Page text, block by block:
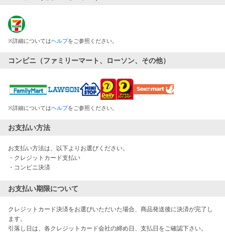
※詳細についてはヘルプをご参照ください。
コンビニ（ファミリーマート、ローソン、その他）
※詳細についてはヘルプをご参照ください。
お支払い方法
お支払い方法は、以下よりお選びください。
・クレジットカード支払い
・コンビニ決済
お支払い期限について
クレジットカード決済をお選びいただいた場合、商品発送後に決済が完了し
ます。
引落し日は、各クレジットカード会社の締め日、支払日をご確認下さい。